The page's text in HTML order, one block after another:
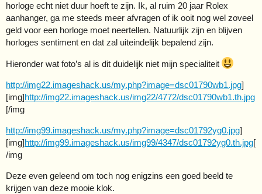
horloge echt niet duur hoeft te zijn. Ik, al ruim 20 jaar Rolex
aanhanger, ga me steeds meer afvragen of ik ooit nog wel zoveel
geld voor een horloge moet neertellen. Natuurlijk zijn en blijven
horloges sentiment en dat zal uiteindelijk bepalend zijn.
Hieronder wat foto’s al is dit duidelijk niet mijn specialiteit
http://img22.imageshack.us/my.php?image=dsc01790wb1.jpg]
[img]http://img22.imageshack.us/img22/4772/dsc01790wb1.th.jpg
[/img
http://img99.imageshack.us/my.php?image=dsc01792yg0.jpg]
[img]http://img99.imageshack.us/img99/4347/dsc01792yg0.th.jpg[
/img
Deze even geleend om toch nog enigzins een goed beeld te
krijgen van deze mooie klok.